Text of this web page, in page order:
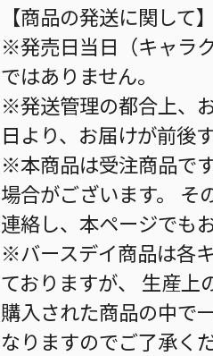
【商品の発送に関して】
※発売日当日（キャラ
ではありません。
※発送管理の都合上、
日より、お届けが前後
※本商品は受注商品で
場合がございます。 そ
連絡し、本ページでも
※バースデイ商品は各
ておりますが、 生産上
購入された商品の中で
なりますのでご了承く